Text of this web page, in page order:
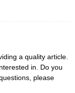
a quality article.
in. Do you
please